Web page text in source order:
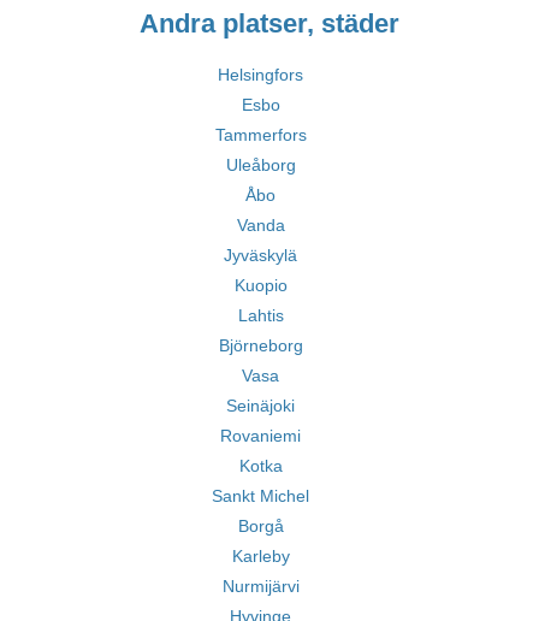
Andra platser, städer
Helsingfors
Esbo
Tammerfors
Uleåborg
Åbo
Vanda
Jyväskylä
Kuopio
Lahtis
Björneborg
Vasa
Seinäjoki
Rovaniemi
Kotka
Sankt Michel
Borgå
Karleby
Nurmijärvi
Hyvinge